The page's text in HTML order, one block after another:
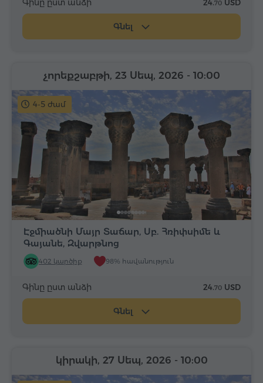
Գինը ըստ անձի 24.70 USD
Գնել
4-5 ժամ
Էջմիածնի Մայր Տաճար, Սբ. Հռիփսիմե և
Գայանե, Զվարթնոց
402 կարծիք 98% հավանություն
չորեքշաբթի, 23 Սեպ, 2026 - 10:00
Գինը ըստ անձի 24.70 USD
Գնել
կիրակի, 27 Սեպ, 2026 - 10:00